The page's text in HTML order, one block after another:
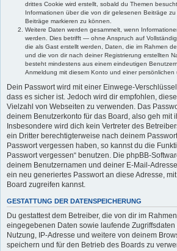
drittes Cookie wird erstellt, sobald du Themen
Informationen über die von dir gelesenen Beiträge
Beiträge markieren zu können.
Weitere Daten werden gesammelt, wenn
werden. Dies betrifft — ohne Anspruch auf
die als Gast erstellt werden, Daten, die im Rahmen
und die von dir nach deiner Registrierung erstellten
besteht mindestens aus einem eindeutigen
Anmeldung mit diesem Konto und einer persönlichen
Dein Passwort wird mit einer Einwege-
dass es sicher ist. Jedoch wird dir empfohlen,
Vielzahl von Webseiten zu verwenden. Das
deinem Benutzerkonto für das Board, also geh mit
Insbesondere wird dich kein Vertreter des
ein Dritter berechtigterweise nach deinem
Passwort vergessen haben, so kannst du die
Passwort vergessen“ benutzen. Die phpBB-
deinem Benutzernamen und deiner E-Mail-
ein neu generiertes Passwort an diese Adresse,
Board zugreifen kannst.
GESTATTUNG DER DATENSPEICHERUNG
Du gestattest dem Betreiber, die von dir im
eingegebenen Daten sowie laufende
Nutzung, IP-Adresse und weitere von deinem
speichern und für den Betrieb des Boards zu